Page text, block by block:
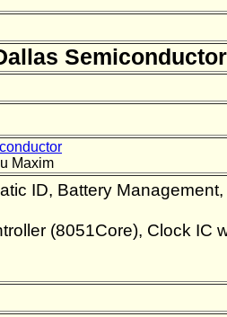
Semiconductor
Maxim
ID, Battery
Clock IC